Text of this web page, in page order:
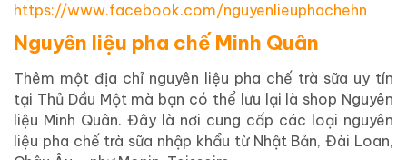
https://www.facebook.com/nguyenlieuphachehn
Nguyên liệu pha chế Minh Quân
Thêm một địa chỉ nguyên liệu pha chế trà sữa uy tín
tại Thủ Dầu Một mà bạn có thể lưu lại là shop Nguyên
liệu Minh Quân. Đây là nơi cung cấp các loại nguyên
liệu pha chế trà sữa nhập khẩu từ Nhật Bản, Đài Loan,